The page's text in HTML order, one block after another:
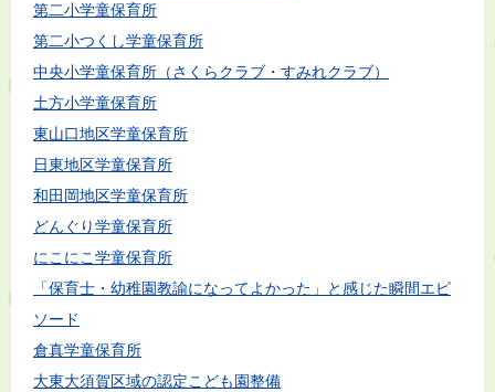
第二小学童保育所
第二小つくし学童保育所
中央小学童保育所（さくらクラブ・すみれクラブ）
土方小学童保育所
東山口地区学童保育所
日東地区学童保育所
和田岡地区学童保育所
どんぐり学童保育所
にこにこ学童保育所
「保育士・幼稚園教諭になってよかった」と感じた瞬間エピ
ソード
倉真学童保育所
大東大須賀区域の認定こども園整備